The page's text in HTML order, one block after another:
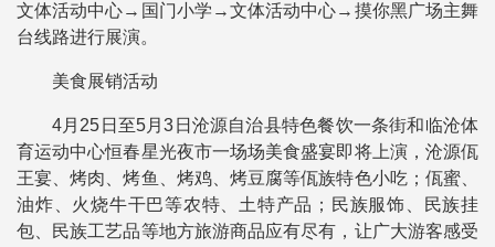
文体活动中心→国门小学→文体活动中心→摸你黑广场主舞
台线路进行展演。
美食展销活动
4月25日至5月3日沧源自治县特色餐饮一条街和临沧体
育运动中心恒春星光夜市一场场美食盛宴即将上演，沧源佤
王宴、烤肉、烤鱼、烤鸡、烤豆腐等佤族特色小吃；佤蜜、
油炸、火烧牛干巴等农特、土特产品；民族服饰、民族挂
包、民族工艺品等地方旅游商品应有尽有，让广大游客感受